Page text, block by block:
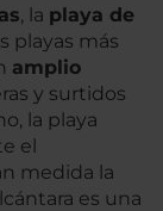
, la playa de
playas más
amplio
y surtidos
la playa
el
medida la
es una